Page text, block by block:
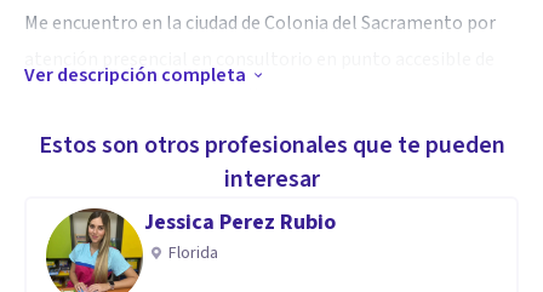
Me encuentro en la ciudad de Colonia del Sacramento por
Como profesional creo que aquello que sana es el
encuentro, el vínculo, la contención y la palabra.
Juntos ya sea de manera presencial o de manera remota
trabajaremos para crear herramientas orientadas hacia la
Ver descripción completa
Estos son otros profesionales que te pueden
interesar
Jessica Perez Rubio
Florida